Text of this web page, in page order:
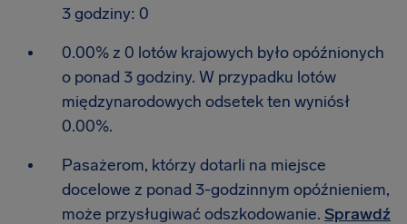
3 godziny: 0
0.00% z 0 lotów krajowych było opóźnionych
o ponad 3 godziny. W przypadku lotów
międzynarodowych odsetek ten wyniósł
0.00%.
Pasażerom, którzy dotarli na miejsce
docelowe z ponad 3-godzinnym opóźnieniem,
może przysługiwać odszkodowanie. Sprawdź